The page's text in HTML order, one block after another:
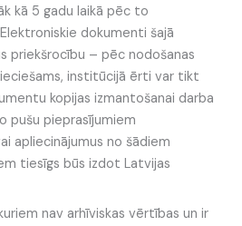
kā 5 gadu laikā pēc to
dokumenti šajā
priekšrocību – pēc nodošanas
institūcijā ērti var tikt
kopijas izmantošanai darba
pušu pieprasījumiem
apliecinājumus no šādiem
tiesīgs būs izdot Latvijas
nav arhīviskas vērtības un ir